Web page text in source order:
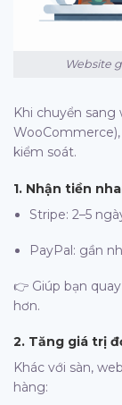
Website
Khi chuyển
kiểm soát.
1. Nhận tiền
Stripe: 2–5
PayPal: gần
👉 Giúp bạn
hơn.
2. Tăng giá trị
Khác với sàn,
hàng: